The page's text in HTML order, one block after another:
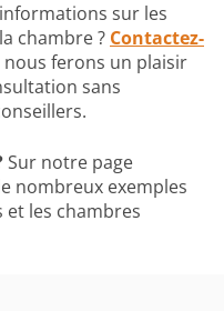
sur les
chambre ? Contactez-
nous ferons un plaisir
sans
Sur notre page
nombreux exemples
et les chambres